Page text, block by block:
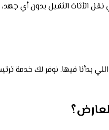
نقل الأثاث الثقيل بدون أي
بدأنا فيها. نوفر لك خدمة